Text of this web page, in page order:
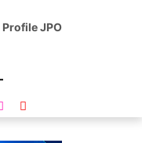
Profile JPO